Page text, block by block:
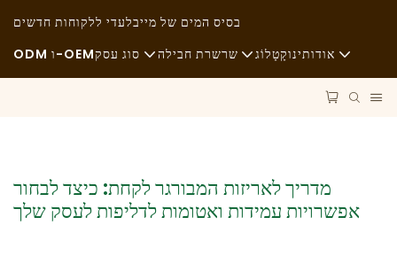
בלעדי ללקוחות חדשיםבסיס המים של מיי
ODM ו-OEMסוג עסק
אוכל משובח
שרשרת חבילה
תַהֲלִיך
קָטָלוֹגאודותינו
מקרים
מדריך לאריזות המבורגר לקחת: כיצד לבחור
אפשרויות עמידות ואטומות לדליפות לעסק שלך